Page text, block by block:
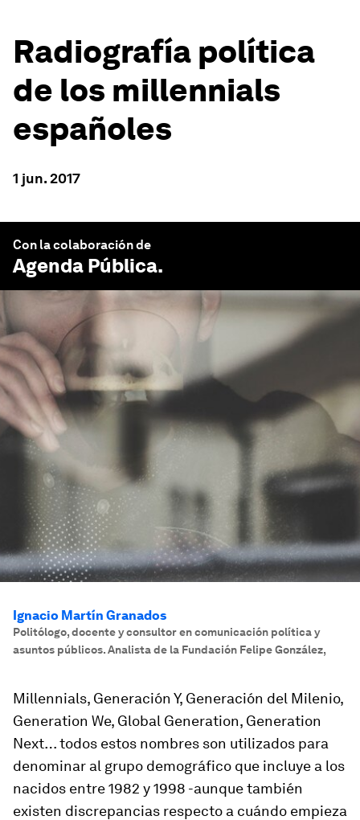
Radiografía política
de los millennials
españoles
1 jun. 2017
Con la colaboración de
Agenda Pública.
Ignacio Martín Granados
Politólogo, docente y consultor en comunicación política y
asuntos públicos. Analista de la Fundación Felipe González,
Millennials, Generación Y, Generación del Milenio,
Generation We, Global Generation, Generation
Next… todos estos nombres son utilizados para
denominar al grupo demográfico que incluye a los
nacidos entre 1982 y 1998 -aunque también
existen discrepancias respecto a cuándo empieza